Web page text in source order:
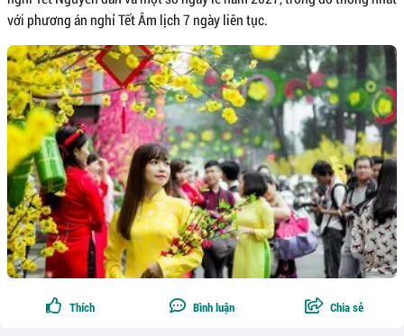
với phương án nghỉ Tết Âm lịch 7 ngày liên tục.
Thích Bình luận Chia sẻ